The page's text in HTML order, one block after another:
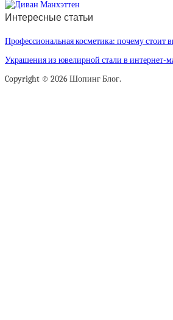
Интересные статьи
Профессиональная косметика: почему стоит
Украшения из ювелирной стали в интернет-
Copyright © 2026 Шопинг Блог.